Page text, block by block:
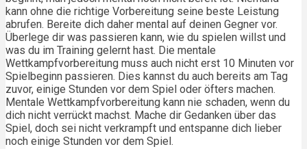
kann ohne die richtige Vorbereitung seine beste Leistung
abrufen. Bereite dich daher mental auf deinen Gegner vor.
Überlege dir was passieren kann, wie du spielen willst und
was du im Training gelernt hast. Die mentale
Wettkampfvorbereitung muss auch nicht erst 10 Minuten vor
Spielbeginn passieren. Dies kannst du auch bereits am Tag
zuvor, einige Stunden vor dem Spiel oder öfters machen.
Mentale Wettkampfvorbereitung kann nie schaden, wenn du
dich nicht verrückt machst. Mache dir Gedanken über das
Spiel, doch sei nicht verkrampft und entspanne dich lieber
noch einige Stunden vor dem Spiel.